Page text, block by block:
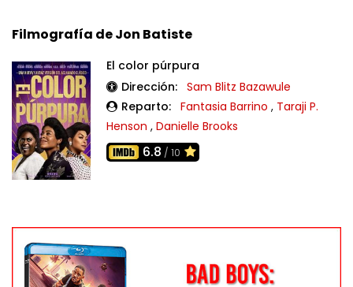
Filmografía de Jon Batiste
El color púrpura
Dirección: Sam Blitz Bazawule
Reparto: Fantasia Barrino , Taraji P.
Henson , Danielle Brooks
6.8 / 10